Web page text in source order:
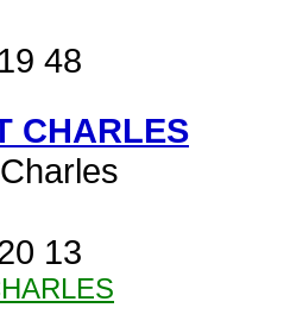
48
CHARLES
13